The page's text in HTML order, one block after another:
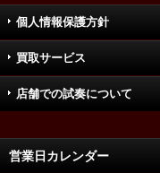
個人情報保護方針
買取サービス
店舗での試奏について
営業日カレンダー